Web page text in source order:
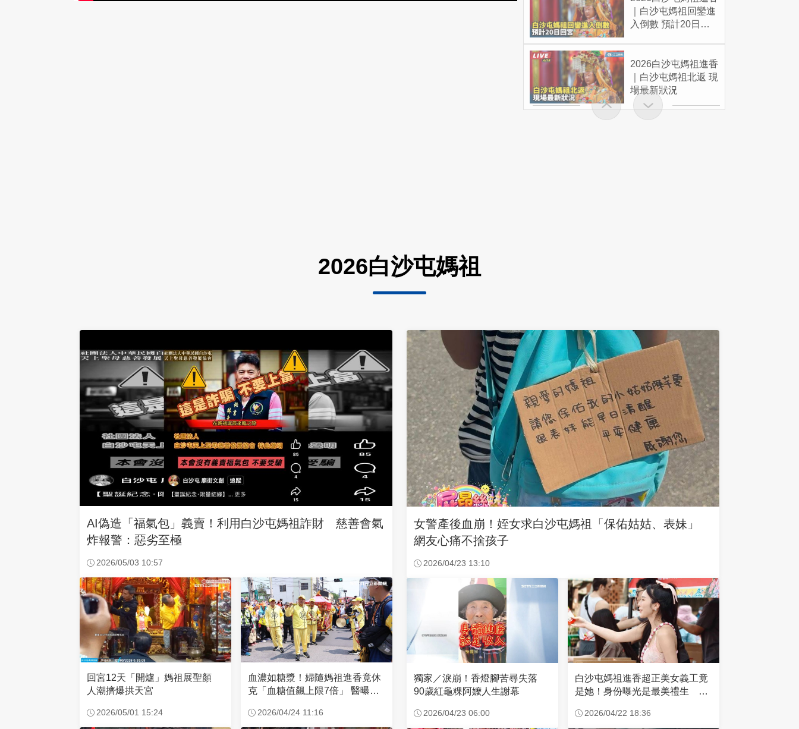
｜白沙屯媽祖回鑾進
入倒數 預計20日回
2026白沙屯媽祖進香
｜白沙屯媽祖北返 現
場最新狀況
2026白沙屯媽祖
AI偽造「福氣包」義賣！利用白沙屯媽祖詐財 慈善會氣
炸報警：惡劣至極
2026/05/03 10:57
回宮12天「開爐」媽祖展聖顏
人潮擠爆拱天宮
2026/05/01 15:24
血濃如糖漿！婦隨媽祖進香竟休
克「血糖值飆上限7倍」 醫曝原
2026/04/24 11:16
女警產後血崩！姪女求白沙屯媽祖「保佑姑姑、表妹」
網友心痛不捨孩子
2026/04/23 13:10
獨家／淚崩！香燈腳苦尋失落
90歲紅龜粿阿嬤人生謝幕
2026/04/23 06:00
白沙屯媽祖進香超正美女義工竟
是她！身份曝光是最美禮生 一
2026/04/22 18:36